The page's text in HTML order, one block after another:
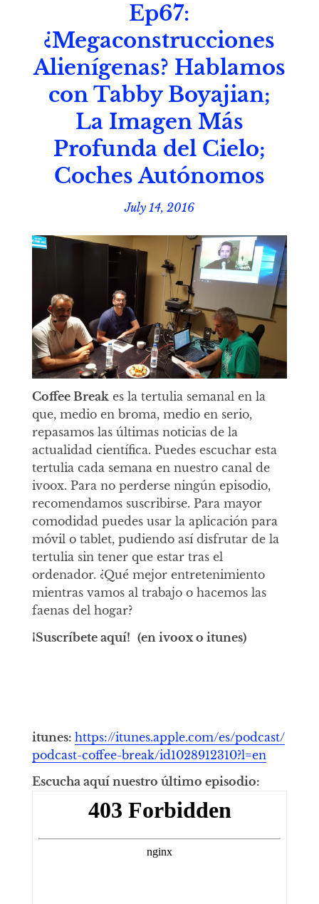
Ep67:
¿Megaconstrucciones
Alienígenas? Hablamos
con Tabby Boyajian;
La Imagen Más
Profunda del Cielo;
Coches Autónomos
July 14, 2016
Coffee Breakes la tertulia semanal en la
que, medio en broma, medio en serio,
repasamos las últimas noticias de la
actualidad científica. Puedes escuchar esta
tertulia cada semana en nuestro canal de
ivoox. Para no perderse ningún episodio,
recomendamos suscribirse. Para mayor
comodidad puedes usar la aplicación para
móvil o tablet, pudiendo así disfrutar de la
tertulia sin tener que estar tras el
ordenador. ¿Qué mejor entretenimiento
mientras vamos al trabajo o hacemos las
faenas del hogar?
¡Suscríbete aquí! (en ivoox o itunes)
itunes: https://itunes.apple.com/es/podcast/
podcast-coffee-break/id1028912310?l=en
Escucha aquí nuestro último episodio: